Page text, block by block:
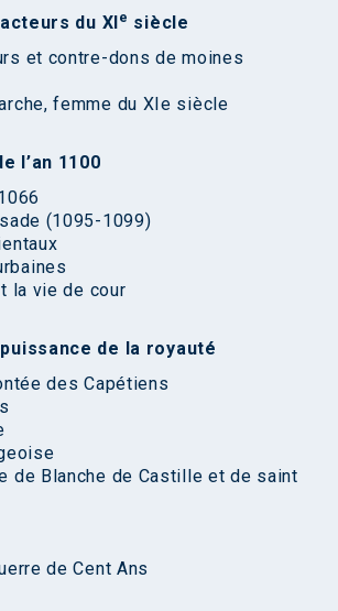
du XI e siècle
et contre-dons de moines
femme du XIe siècle
l’an 1100
(1095-1099)
la vie de cour
de la royauté
des Capétiens
de Blanche de Castille et de saint
de Cent Ans